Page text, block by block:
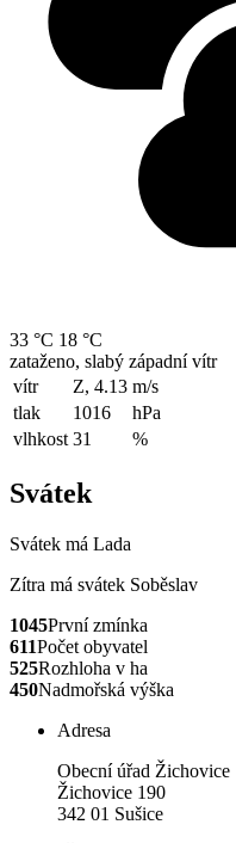
33 °C 18 °C
zataženo, slabý západní vítr
vítr
Z, 4.13 m/s
tlak
1016
hPa
vlhkost 31 %
Svátek
Svátek má Lada
Zítra má svátek Soběslav
1045První zmínka
611Počet obyvatel
525Rozhloha v ha
450Nadmořská výška
Adresa
Obecní úřad Žichovice
Žichovice 190
342 01 Sušice